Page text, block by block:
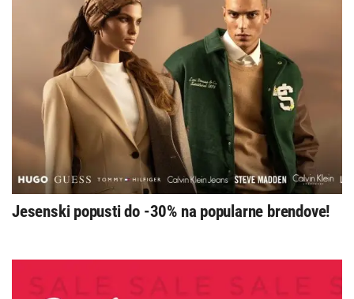
Jesenski popusti do -30% na popularne brendove!